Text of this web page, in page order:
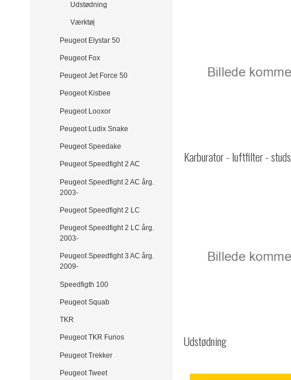
Udstødning
Værktøj
Peugeot Elystar 50
Peugeot Fox
Peugeot Jet Force 50
Peogeot Kisbee
Peugeot Looxor
Peugeot Ludix Snake
Peugeot Speedake
Peugeot Speedfight 2 AC
Peugeot Speedfight 2 AC årg.
2003-
Peugeot Speedfight 2 LC
Peugeot Speedfight 2 LC årg.
2003-
Peugeot Speedfight 3 AC årg.
2009-
Speedfigth 100
Peugeot Squab
TKR
Peugeot TKR Furios
Peugeot Trekker
Peugeot Tweet
Karburator - luftfilter - studs
Udstødning